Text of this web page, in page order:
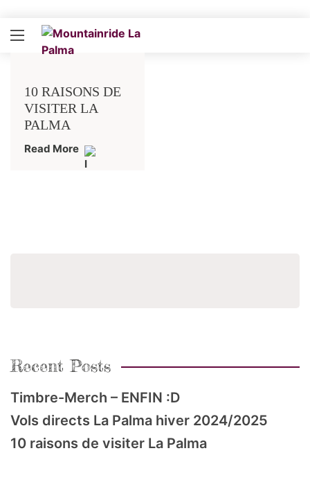
10 RAISONS DE
VISITER LA
PALMA
Read More
Recent Posts
Timbre-Merch – ENFIN :D
Vols directs La Palma hiver 2024/2025
10 raisons de visiter La Palma